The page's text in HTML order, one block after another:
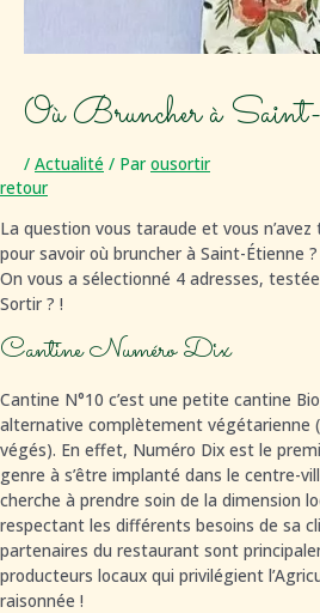
Où Bruncher à
/ Actualité / Par ousortir
retour
La question vous taraude et vous
pour savoir où bruncher à Saint-Étienne ?
On vous a sélectionné 4 adresses,
Sortir ? !
Cantine Numéro Dix
Cantine N°10 c’est une petite cantine
alternative complètement végétarienne
végés). En effet, Numéro Dix est le
genre à s’être implanté dans le centre-
cherche à prendre soin de la dimension
respectant les différents besoins de sa
partenaires du restaurant sont
producteurs locaux qui privilégient
raisonnée !